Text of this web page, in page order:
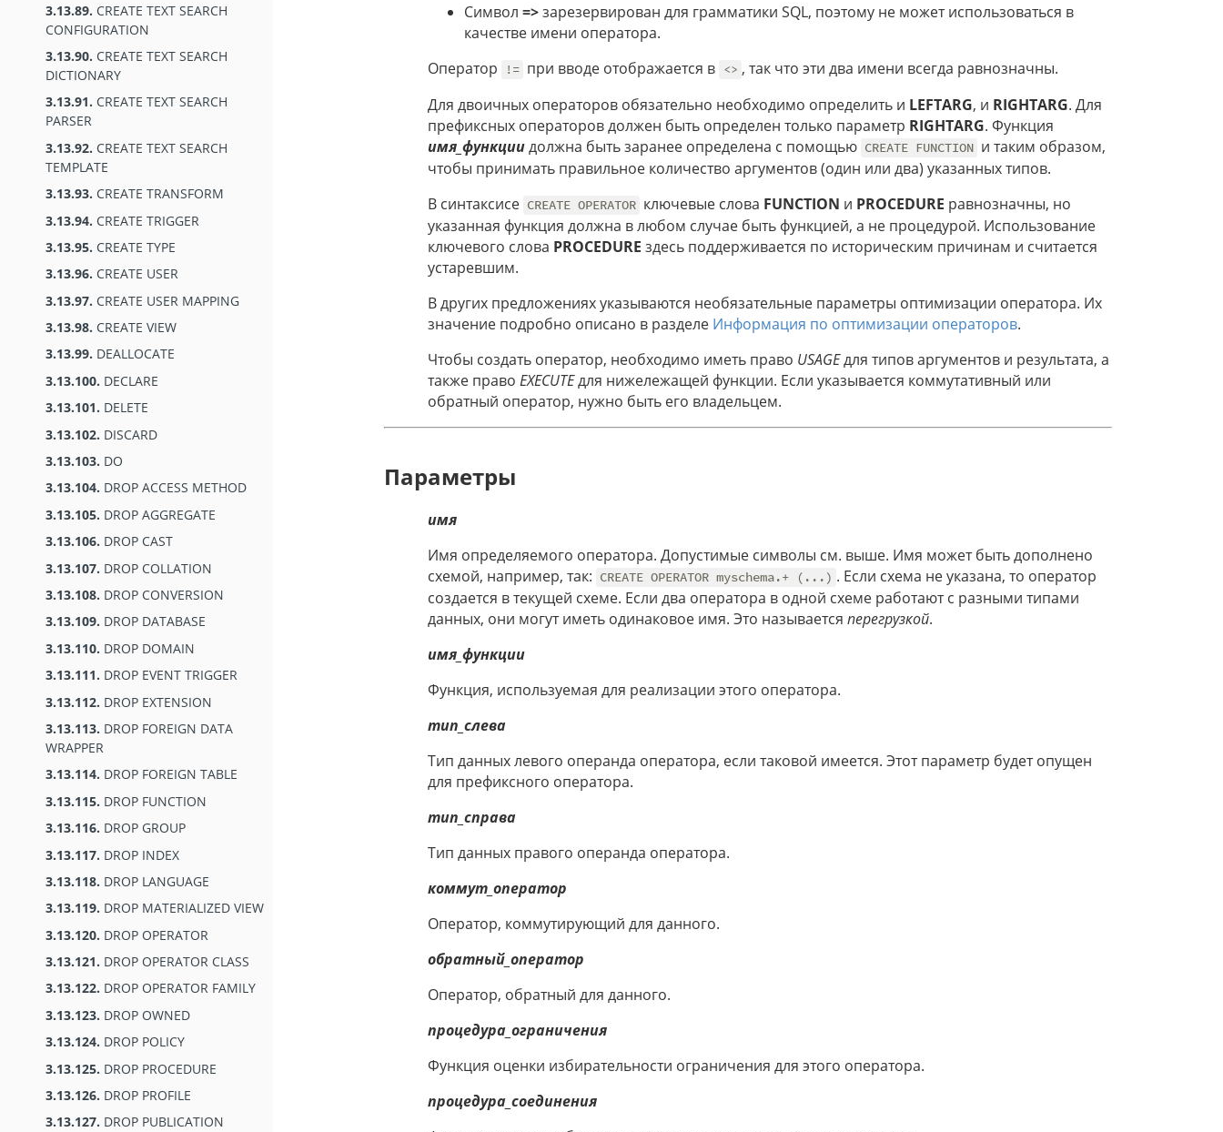
3.13.89. CREATE TEXT SEARCH
CONFIGURATION
3.13.90. CREATE TEXT SEARCH
DICTIONARY
3.13.91. CREATE TEXT SEARCH
PARSER
3.13.92. CREATE TEXT SEARCH
TEMPLATE
3.13.93. CREATE TRANSFORM
3.13.94. CREATE TRIGGER
3.13.95. CREATE TYPE
3.13.96. CREATE USER
3.13.97. CREATE USER MAPPING
3.13.98. CREATE VIEW
3.13.99. DEALLOCATE
3.13.100. DECLARE
3.13.101. DELETE
3.13.102. DISCARD
3.13.103. DO
3.13.104. DROP ACCESS METHOD
3.13.105. DROP AGGREGATE
3.13.106. DROP CAST
3.13.107. DROP COLLATION
3.13.108. DROP CONVERSION
3.13.109. DROP DATABASE
3.13.110. DROP DOMAIN
3.13.111. DROP EVENT TRIGGER
3.13.112. DROP EXTENSION
3.13.113. DROP FOREIGN DATA
WRAPPER
3.13.114. DROP FOREIGN TABLE
3.13.115. DROP FUNCTION
3.13.116. DROP GROUP
3.13.117. DROP INDEX
3.13.118. DROP LANGUAGE
3.13.119. DROP MATERIALIZED VIEW
3.13.120. DROP OPERATOR
3.13.121. DROP OPERATOR CLASS
3.13.122. DROP OPERATOR FAMILY
3.13.123. DROP OWNED
3.13.124. DROP POLICY
3.13.125. DROP PROCEDURE
3.13.126. DROP PROFILE
3.13.127. DROP PUBLICATION
Символ =>зарезервирован для грамматики SQL, поэтому не может использоваться в
качестве имени оператора.
Оператор
!= при вводе отображается в <> , так что эти два имени всегда равнозначны.
Для двоичных операторов обязательно необходимо определить и LEFTARG, и RIGHTARG. Для
префиксных операторов должен быть определен только параметр RIGHTARG. Функция
имя_функциидолжна быть заранее определена с помощью CREATE FUNCTION и таким образом,
чтобы принимать правильное количество аргументов (один или два) указанных типов.
В синтаксисе CREATE OPERATOR ключевые слова FUNCTION и PROCEDURE равнозначны, но
указанная функция должна в любом случае быть функцией, а не процедурой. Использование
ключевого слова PROCEDURE здесь поддерживается по историческим причинам и считается
устаревшим.
В других предложениях указываются необязательные параметры оптимизации оператора. Их
значение подробно описано в разделе Информация по оптимизации операторов.
Чтобы создать оператор, необходимо иметь право USAGEдля типов аргументов и результата, а
также право EXECUTEдля нижележащей функции. Если указывается коммутативный или
обратный оператор, нужно быть его владельцем.
Параметры
имя
Имя определяемого оператора. Допустимые символы см. выше. Имя может быть дополнено
схемой, например, так: CREATE OPERATOR myschema.+ (...) . Если схема не указана, то оператор
создается в текущей схеме. Если два оператора в одной схеме работают с разными типами
данных, они могут иметь одинаковое имя. Это называется перегрузкой.
имя_функции
Функция, используемая для реализации этого оператора.
тип_слева
Тип данных левого операнда оператора, если таковой имеется. Этот параметр будет опущен
для префиксного оператора.
тип_справа
Тип данных правого операнда оператора.
коммут_оператор
Оператор, коммутирующий для данного.
обратный_оператор
Оператор, обратный для данного.
процедура_ограничения
Функция оценки избирательности ограничения для этого оператора.
процедура_соединения